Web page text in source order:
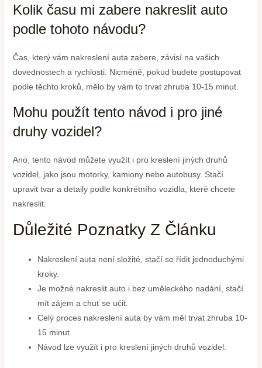
Kolik času mi zabere nakreslit auto
podle tohoto návodu?
Čas, který vám nakreslení auta zabere, závisí na vašich
dovednostech a rychlosti. Nicméně, pokud budete postupovat
podle těchto kroků, mělo by vám to trvat zhruba 10-15 minut.
Mohu použít tento návod i pro jiné
druhy vozidel?
Ano, tento návod můžete využít i pro kreslení jiných druhů
vozidel, jako jsou motorky, kamiony nebo autobusy. Stačí
upravit tvar a detaily podle konkrétního vozidla, které chcete
nakreslit.
Důležité Poznatky Z Článku
Nakreslení auta není složité, stačí se řídit jednoduchými
kroky.
Je možné nakreslit auto i bez uměleckého nadání, stačí
mít zájem a chuť se učit.
Celý proces nakreslení auta by vám měl trvat zhruba 10-
15 minut.
Návod lze využít i pro kreslení jiných druhů vozidel.